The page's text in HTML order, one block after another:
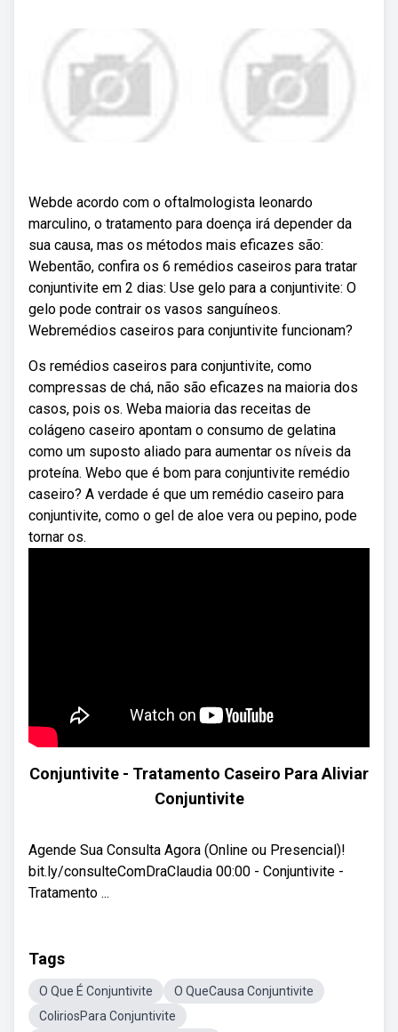
Webde acordo com o oftalmologista leonardo
marculino, o tratamento para doença irá depender da
sua causa, mas os métodos mais eficazes são:
Webentão, confira os 6 remédios caseiros para tratar
conjuntivite em 2 dias: Use gelo para a conjuntivite: O
gelo pode contrair os vasos sanguíneos.
Webremédios caseiros para conjuntivite funcionam?
Os remédios caseiros para conjuntivite, como
compressas de chá, não são eficazes na maioria dos
casos, pois os. Weba maioria das receitas de
colágeno caseiro apontam o consumo de gelatina
como um suposto aliado para aumentar os níveis da
proteína. Webo que é bom para conjuntivite remédio
caseiro? A verdade é que um remédio caseiro para
conjuntivite, como o gel de aloe vera ou pepino, pode
tornar os.
Conjuntivite - Tratamento Caseiro Para Aliviar
Conjuntivite
Agende Sua Consulta Agora (Online ou Presencial)!
bit.ly/consulteComDraClaudia 00:00 - Conjuntivite -
Tratamento ...
Tags
O Que É Conjuntivite
O QueCausa Conjuntivite
ColiriosPara Conjuntivite